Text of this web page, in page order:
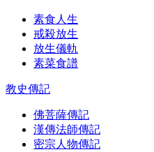
素食人生
戒殺放生
放生儀軌
素菜食譜
教史傳記
佛菩薩傳記
漢傳法師傳記
密宗人物傳記